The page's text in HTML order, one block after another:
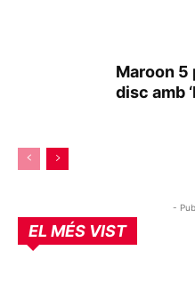
Maroon 5
disc amb
-
EL MÉS VIST